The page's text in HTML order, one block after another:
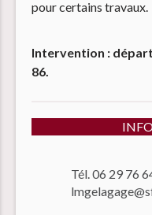
pour certains travaux.
Intervention :
86.
Tél. 06 29 76